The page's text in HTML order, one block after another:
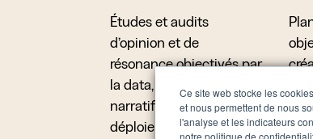
Ce site web stocke les
et nous permettent de nous
l'analyse et les indicateurs
notre politique de
Études et audits
d’opinion et de
résonance objectivés par
la data, création de
narratifs d’influence,
déploiement de